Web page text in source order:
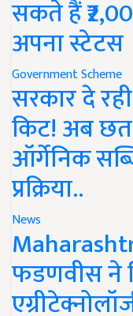
सकते हैं
अपना स्टेटस
Government Scheme
सरकार दे
किट! अब छत
ऑर्गेनिक
प्रक्रिया..
News
फडणवीस ने